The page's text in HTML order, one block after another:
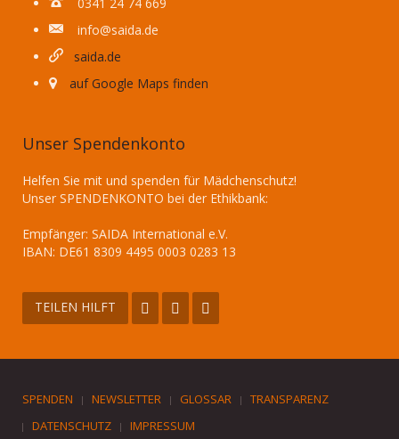
info@saida.de
saida.de
auf Google Maps finden
Unser Spendenkonto
Helfen Sie mit und spenden für Mädchenschutz!
Unser SPENDENKONTO bei der Ethikbank:
Empfänger: SAIDA International e.V.
IBAN: DE61 8309 4495 0003 0283 13
TEILEN HILFT
SPENDEN NEWSLETTER GLOSSAR
TRANSPARENZ
DATENSCHUTZ
IMPRESSUM